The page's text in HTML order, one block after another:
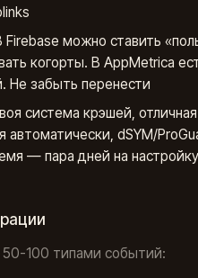
Firebase можно ставить
когорты. В AppMetrica
Не забыть перенести
система крэшей,
dSYM/
— пара дней на
50-100 типами событий: